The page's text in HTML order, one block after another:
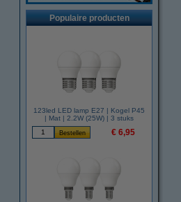
Populaire producten
123led LED lamp E27 | Kogel P45
| Mat | 2.2W (25W) | 3 stuks
€ 6,95